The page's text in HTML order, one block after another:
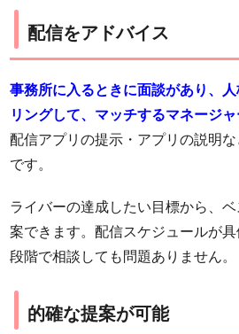
配信をアドバイス
事務所に入るときに面談があり、
リングして、マッチするマネージ
配信アプリの提示・アプリの説明
です。
ライバーの達成したい目標から、
案できます。配信スケジュールが
段階で相談しても問題ありません。
的確な提案が可能